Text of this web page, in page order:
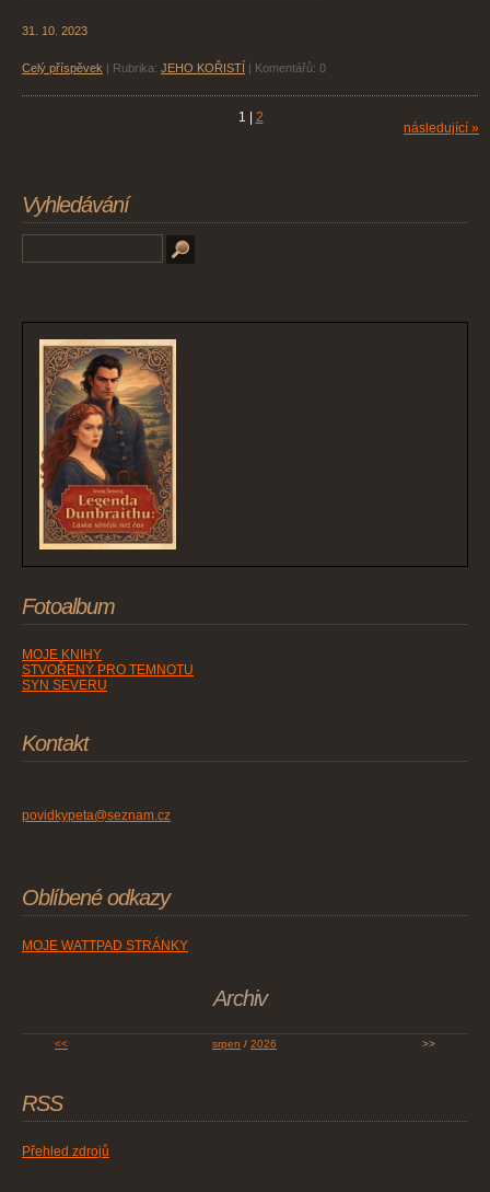
31. 10. 2023
Celý příspěvek Rubrika: JEHO KOŘISTÍ Komentářů: 0
1 2
následující »
Vyhledávání
Fotoalbum
MOJE KNIHY
STVOŘENÝ PRO TEMNOTU
SYN SEVERU
Kontakt
povidkypeta@seznam.cz
Oblíbené odkazy
MOJE WATTPAD STRÁNKY
Archiv
<< srpen / 2026 >>
RSS
Přehled zdrojů